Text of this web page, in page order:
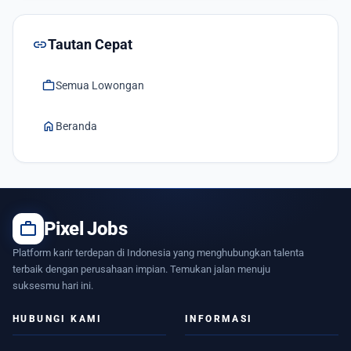
linkTautan Cepat
workSemua Lowongan
home Beranda
work Pixel Jobs
Platform karir terdepan di Indonesia yang menghubungkan talenta
terbaik dengan perusahaan impian. Temukan jalan menuju
suksesmu hari ini.
HUBUNGI KAMI INFORMASI